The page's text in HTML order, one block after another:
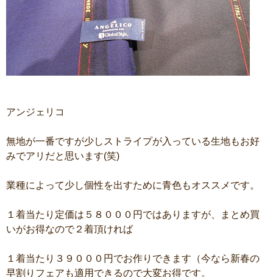
アンジェリコ
無地が一番ですが少しストライプが入っている生地もお好
みでアリだと思います(笑)
業種によって少し個性を出すために青色もオススメです。
１着当たり定価は５８０００円ではありますが、まとめ買
いがお得なので２着頂ければ
１着当たり３９０００円でお作りできます（今なら新春の
早割りフェアも適用できるので大変お得です。